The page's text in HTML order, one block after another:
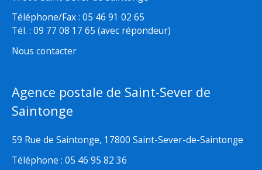
Téléphone/Fax : 05 46 91 02 65
Tél. : 09 77 08 17 65 (avec répondeur)
Nous contacter
Agence postale de Saint-Sever de
Saintonge
59 Rue de Saintonge, 17800 Saint-Sever-de-Saintonge
Téléphone : 05 46 95 82 36